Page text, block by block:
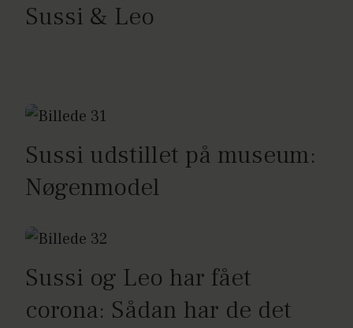
Sussi & Leo
Sussi udstillet på museum:
Nøgenmodel
Sussi og Leo har fået
corona: Sådan har de det